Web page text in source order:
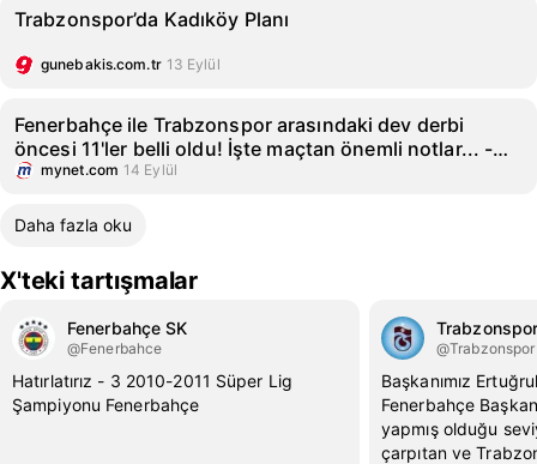
Trabzonspor’da Kadıköy Planı
gunebakis.com.tr 13 Eylül
Fenerbahçe ile Trabzonspor arasındaki dev derbi
öncesi 11'ler belli oldu! İşte maçtan önemli notlar... -
Fenerbahçe (FB) Haberleri
mynet.com 14 Eylül
Daha fazla oku
X'teki tartışmalar
Fenerbahçe SK
@Fenerbahce
Hatırlatırız - 3 2010-2011 Süper Lig
Şampiyonu Fenerbahçe
@Trabzonspor
Başkanımız
Fenerbahçe
yapmış olduğu
çarpıtan ve